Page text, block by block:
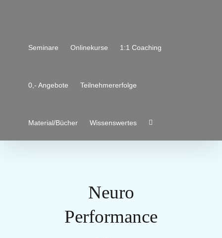
Seminare Onlinekurse 1:1 Coaching
0,- Angebote Teilnehmererfolge
Material/Bücher Wissenswertes
Neuro
Performance